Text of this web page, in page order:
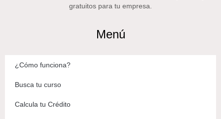
gratuitos para tu empresa.
Menú
¿Cómo funciona?
Busca tu curso
Calcula tu Crédito